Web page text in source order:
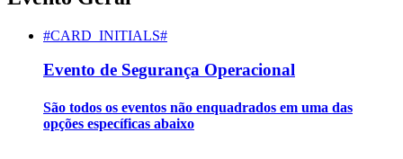
#CARD_INITIALS#
Evento de Segurança Operacional
São todos os eventos não enquadrados em uma das
opções específicas abaixo